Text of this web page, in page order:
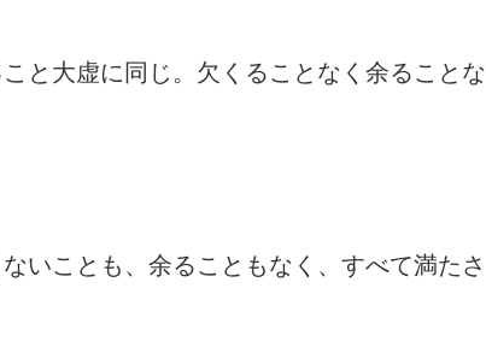
と大虚に同じ。欠くることなく余ることな
いことも、余ることもなく、すべて満たさ